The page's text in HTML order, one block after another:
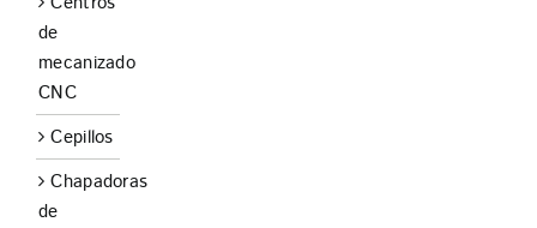
de
mecanizado
CNC
Cepillos
Chapadoras
de